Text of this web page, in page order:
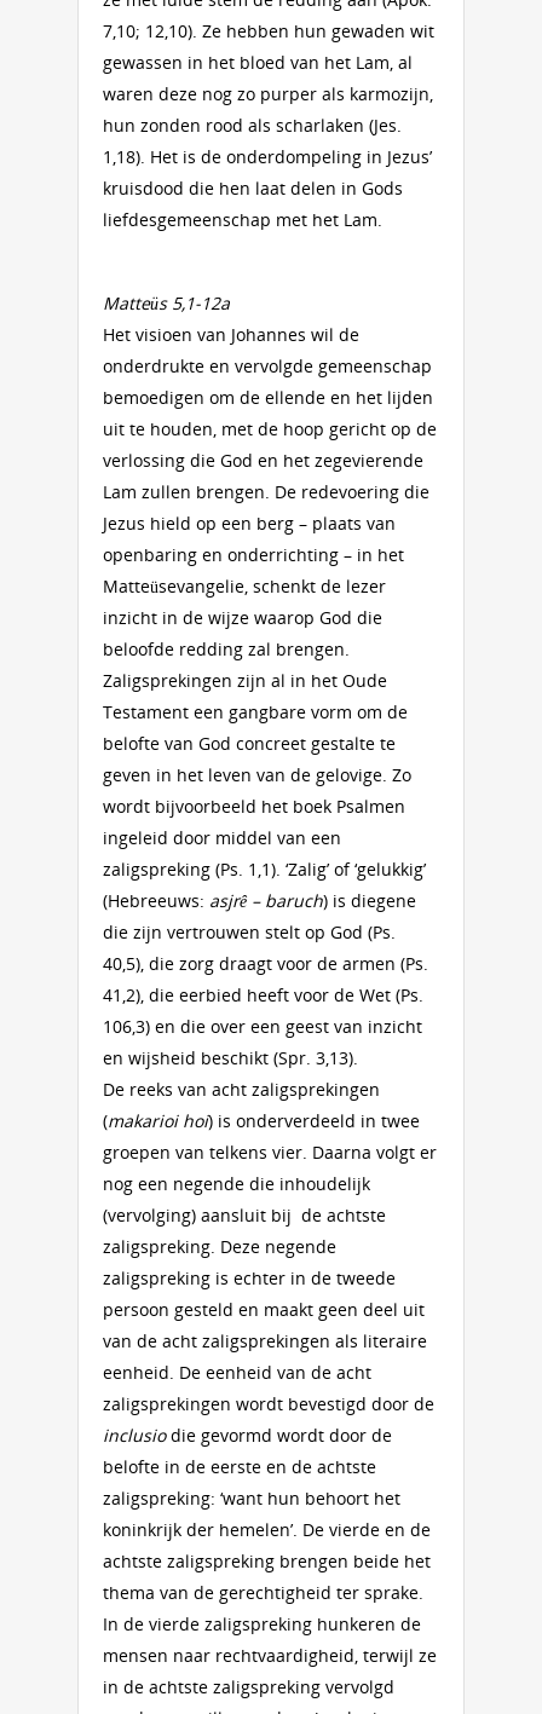
7,10; 12,10). Ze hebben hun gewaden wit
gewassen in het bloed van het Lam, al
waren deze nog zo purper als karmozijn,
hun zonden rood als scharlaken (Jes.
1,18). Het is de onderdompeling in Jezus’
kruisdood die hen laat delen in Gods
liefdesgemeenschap met het Lam.
Matteüs 5,1-12a
Het visioen van Johannes wil de
onderdrukte en vervolgde gemeenschap
bemoedigen om de ellende en het lijden
uit te houden, met de hoop gericht op de
verlossing die God en het zegevierende
Lam zullen brengen. De redevoering die
Jezus hield op een berg – plaats van
openbaring en onderrichting – in het
Matteüsevangelie, schenkt de lezer
inzicht in de wijze waarop God die
beloofde redding zal brengen.
Zaligsprekingen zijn al in het Oude
Testament een gangbare vorm om de
belofte van God concreet gestalte te
geven in het leven van de gelovige. Zo
wordt bijvoorbeeld het boek Psalmen
ingeleid door middel van een
zaligspreking (Ps. 1,1). ‘Zalig’ of ‘gelukkig’
(Hebreeuws: asjrê – baruch) is diegene
die zijn vertrouwen stelt op God (Ps.
40,5), die zorg draagt voor de armen (Ps.
41,2), die eerbied heeft voor de Wet (Ps.
106,3) en die over een geest van inzicht
en wijsheid beschikt (Spr. 3,13).
De reeks van acht zaligsprekingen
(makarioi hoi) is onderverdeeld in twee
groepen van telkens vier. Daarna volgt er
nog een negende die inhoudelijk
(vervolging) aansluit bij de achtste
zaligspreking. Deze negende
zaligspreking is echter in de tweede
persoon gesteld en maakt geen deel uit
van de acht zaligsprekingen als literaire
eenheid. De eenheid van de acht
zaligsprekingen wordt bevestigd door de
inclusiodie gevormd wordt door de
belofte in de eerste en de achtste
zaligspreking: ‘want hun behoort het
koninkrijk der hemelen’. De vierde en de
achtste zaligspreking brengen beide het
thema van de gerechtigheid ter sprake.
In de vierde zaligspreking hunkeren de
mensen naar rechtvaardigheid, terwijl ze
in de achtste zaligspreking vervolgd